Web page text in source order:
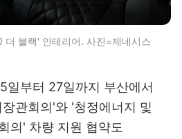
더 블랙' 인테리어. 사진=제네시스
일부터 27일까지 부산에서
관회의'와 '청정에너지 및
의' 차량 지원 협약도